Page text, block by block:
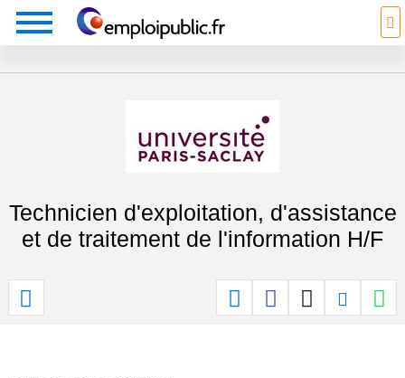
Technicien d'exploitation, d'assistance
et de traitement de l'information H/F